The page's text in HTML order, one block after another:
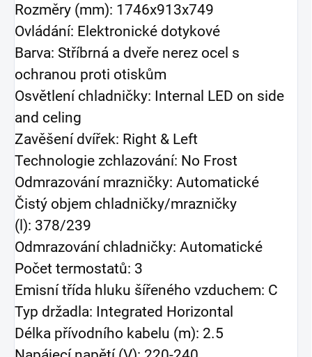
Rozměry (mm): 1746x913x749
Ovládání: Elektronické dotykové
Barva: Stříbrná a dveře nerez ocel s
ochranou proti otiskům
Osvětlení chladničky: Internal LED on side
and celing
Zavěšení dvířek: Right & Left
Technologie zchlazování: No Frost
Odmrazování mrazničky: Automatické
Čistý objem chladničky/mrazničky
(l): 378/239
Odmrazování chladničky: Automatické
Počet termostatů: 3
Emisní třída hluku šířeného vzduchem: C
Typ držadla: Integrated Horizontal
Délka přívodního kabelu (m): 2.5